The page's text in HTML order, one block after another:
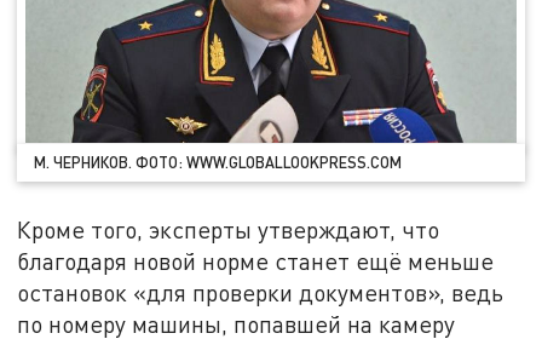
М. ЧЕРНИКОВ. ФОТО: WWW.GLOBALLOOKPRESS.COM
Кроме того, эксперты утверждают, что
благодаря новой норме станет ещё меньше
остановок «для проверки документов», ведь
по номеру машины, попавшей на камеру